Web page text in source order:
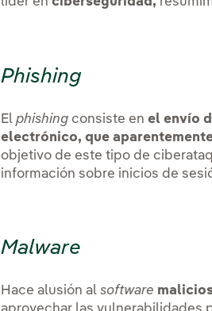
Phishing
Elphishing consiste enel envío
electrónico, que
objetivo de este tipo de
información sobre inicios de
Malware
Hace alusión alsoftware